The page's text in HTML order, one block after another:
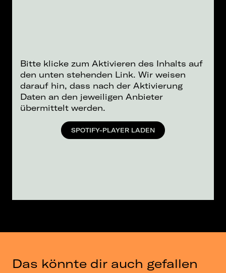
Bitte klicke zum Aktivieren des Inhalts auf
den unten stehenden Link. Wir weisen
darauf hin, dass nach der Aktivierung
Daten an den jeweiligen Anbieter
übermittelt werden.
SPOTIFY-PLAYER LADEN
Das könnte dir auch gefallen